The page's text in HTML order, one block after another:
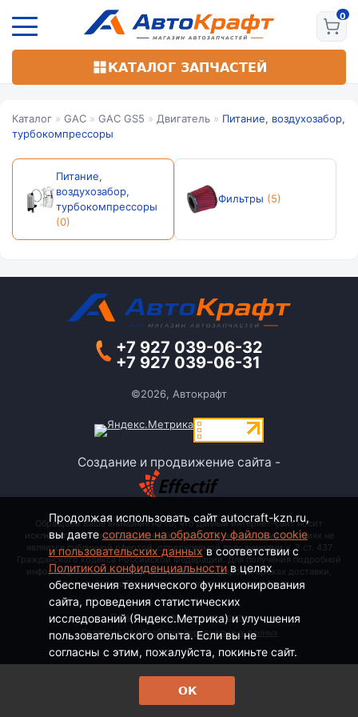
основному
КАТАЛОГ ЗАПЧАСТЕЙ
Каталог » GAC » GAC GS5 » Двигатель » Питание, воздухозабор,
турбокомпрессоры
Питание,
воздухозабор,
турбокомпрессоры
(0)
Фильтры (5)
+7 927 039-06-32
+7 927 039-06-31
©2026, Автокрафт
Создание и продвижение сайта -
Обращаем Ваше внимание на то, что данный интернет-сайт носит
исключительно информационный характер и ни при каких условиях не
является публичной офертой, определяемой положениями ч. 2 ст. 437
Гражданского кодекса Российской Федерации. Для получения подробной
информации о стоимости, наименовании товаров и сроках доставки,
пожалуйста, обращайтесь по контактным телефонам.
Политика конфиденциальности
Согласие на обработку персональных данных
Продолжая использовать сайт autocraft-kzn.ru,
вы даетесогласие на обработку файлов cookie
и пользовательских данныхв соответствии с
Политикой конфиденциальностив целях
обеспечения технического функционирования
сайта, проведения статистических
исследований (Яндекс.Метрика) и улучшения
пользовательского опыта. Если вы не
согласны с этим, пожалуйста, покиньте сайт.
ОК